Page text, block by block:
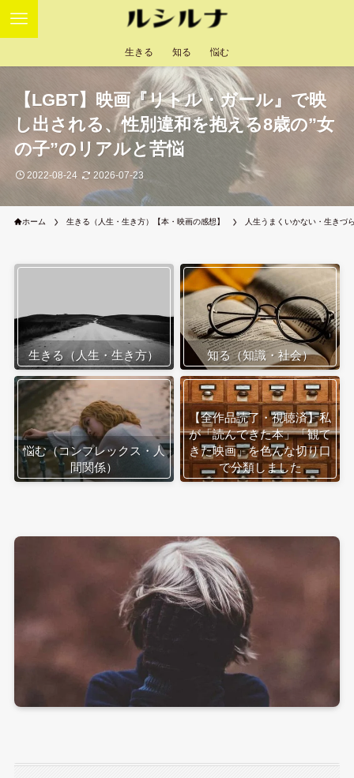
生きる 知る 悩む
【LGBT】映画『リトル・ガール』で映
し出される、性別違和を抱える8歳の”女
の子”のリアルと苦悩
2022-08-24 2026-07-23
ホーム 生きる（人生・生き方）【本・映画の感想】 人生うまくいかない・生きづ
生きる（人生・生き方） 知る（知識・社会）
悩む（コンプレックス・人
間関係）
【全作品読了・視聴済】私
が「読んできた本」「観て
きた映画」を色んな切り口
で分類しました